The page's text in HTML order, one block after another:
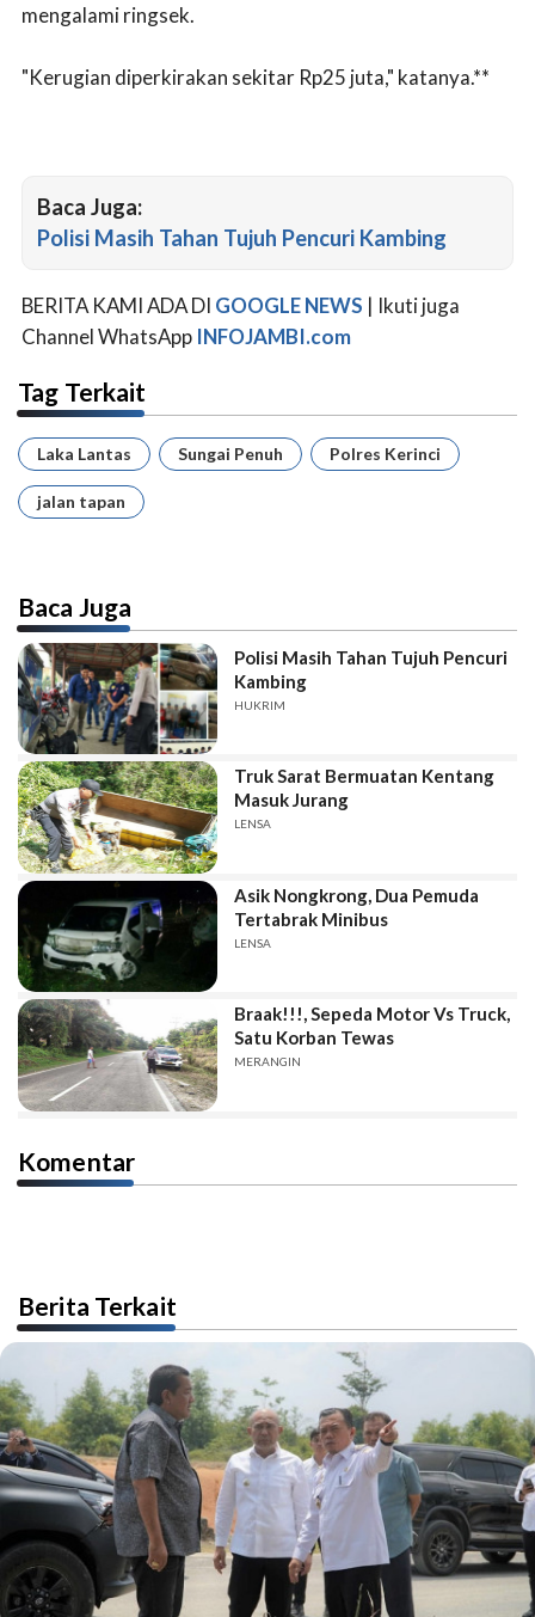
mengalami ringsek.
"Kerugian diperkirakan sekitar Rp25 juta," katanya.**
Baca Juga:
Polisi Masih Tahan Tujuh Pencuri Kambing
BERITA KAMI ADA DI GOOGLE NEWS | Ikuti juga
Channel WhatsApp INFOJAMBI.com
Tag Terkait
Laka Lantas Sungai Penuh Polres Kerinci
jalan tapan
Baca Juga
Polisi Masih Tahan Tujuh Pencuri
Kambing
HUKRIM
Truk Sarat Bermuatan Kentang
Masuk Jurang
LENSA
Asik Nongkrong, Dua Pemuda
Tertabrak Minibus
LENSA
Braak!!!, Sepeda Motor Vs Truck,
Satu Korban Tewas
MERANGIN
Komentar
Berita Terkait